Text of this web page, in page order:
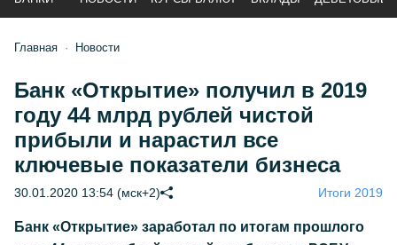
Главная Новости
Банк «Открытие» получил в 2019
году 44 млрд рублей чистой
прибыли и нарастил все
ключевые показатели бизнеса
30.01.2020 13:54 (мск+2) Итоги 2019
Банк «Открытие» заработал по итогам прошлого